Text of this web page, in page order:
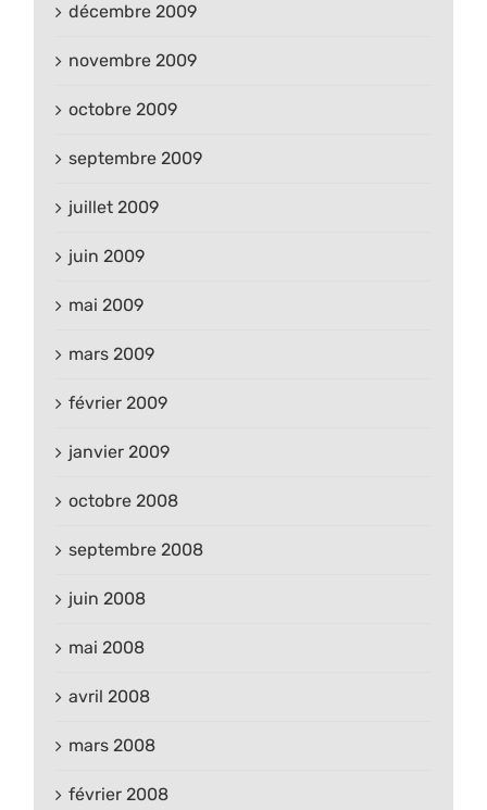
décembre 2009
novembre 2009
octobre 2009
septembre 2009
juillet 2009
juin 2009
mai 2009
mars 2009
février 2009
janvier 2009
octobre 2008
septembre 2008
juin 2008
mai 2008
avril 2008
mars 2008
février 2008